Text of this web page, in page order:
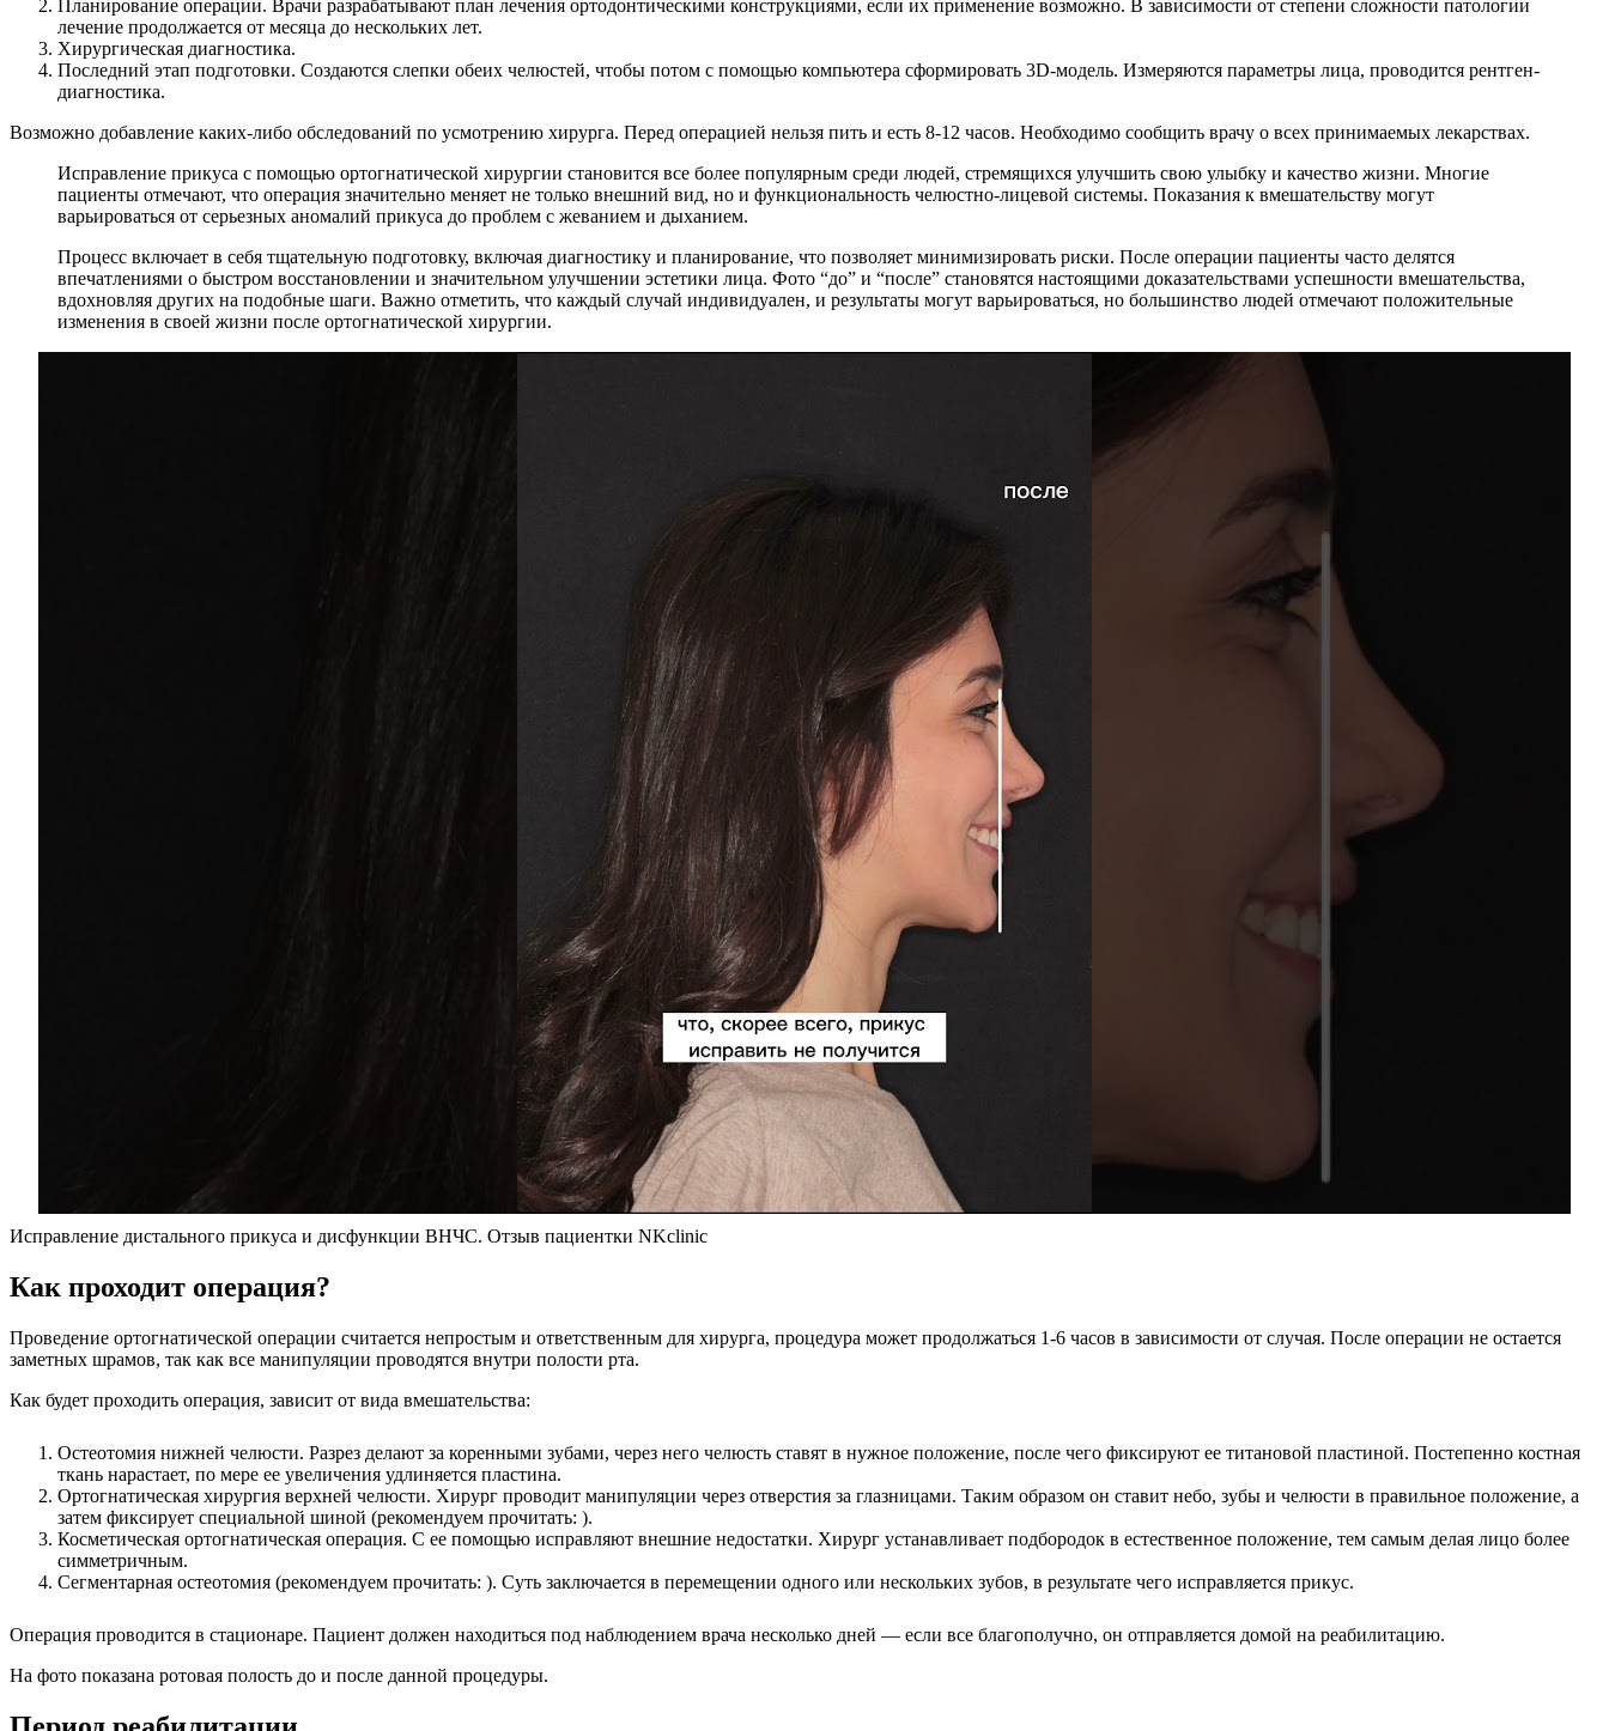
Планирование операции. Врачи разрабатывают план лечения ортодонтическими конструкциями, если их применение возможно. В зависимости от степени сложности патологии
лечение продолжается от месяца до нескольких лет.
Хирургическая диагностика.
Последний этап подготовки. Создаются слепки обеих челюстей, чтобы потом с помощью компьютера сформировать 3D-модель. Измеряются параметры лица, проводится рентген-
диагностика.
Возможно добавление каких-либо обследований по усмотрению хирурга. Перед операцией нельзя пить и есть 8-12 часов. Необходимо сообщить врачу о всех принимаемых лекарствах.
Исправление прикуса с помощью ортогнатической хирургии становится все более популярным среди людей, стремящихся улучшить свою улыбку и качество жизни. Многие
пациенты отмечают, что операция значительно меняет не только внешний вид, но и функциональность челюстно-лицевой системы. Показания к вмешательству могут
варьироваться от серьезных аномалий прикуса до проблем с жеванием и дыханием.
Процесс включает в себя тщательную подготовку, включая диагностику и планирование, что позволяет минимизировать риски. После операции пациенты часто делятся
впечатлениями о быстром восстановлении и значительном улучшении эстетики лица. Фото “до” и “после” становятся настоящими доказательствами успешности вмешательства,
вдохновляя других на подобные шаги. Важно отметить, что каждый случай индивидуален, и результаты могут варьироваться, но большинство людей отмечают положительные
изменения в своей жизни после ортогнатической хирургии.
Исправление дистального прикуса и дисфункции ВНЧС. Отзыв пациентки NKclinic
Как проходит операция?
Проведение ортогнатической операции считается непростым и ответственным для хирурга, процедура может продолжаться 1-6 часов в зависимости от случая. После операции не остается
заметных шрамов, так как все манипуляции проводятся внутри полости рта.
Как будет проходить операция, зависит от вида вмешательства:
Остеотомия нижней челюсти. Разрез делают за коренными зубами, через него челюсть ставят в нужное положение, после чего фиксируют ее титановой пластиной. Постепенно костная
ткань нарастает, по мере ее увеличения удлиняется пластина.
Ортогнатическая хирургия верхней челюсти. Хирург проводит манипуляции через отверстия за глазницами. Таким образом он ставит небо, зубы и челюсти в правильное положение, а
затем фиксирует специальной шиной (рекомендуем прочитать: ).
Косметическая ортогнатическая операция. С ее помощью исправляют внешние недостатки. Хирург устанавливает подбородок в естественное положение, тем самым делая лицо более
симметричным.
Сегментарная остеотомия (рекомендуем прочитать: ). Суть заключается в перемещении одного или нескольких зубов, в результате чего исправляется прикус.
Операция проводится в стационаре. Пациент должен находиться под наблюдением врача несколько дней — если все благополучно, он отправляется домой на реабилитацию.
На фото показана ротовая полость до и после данной процедуры.